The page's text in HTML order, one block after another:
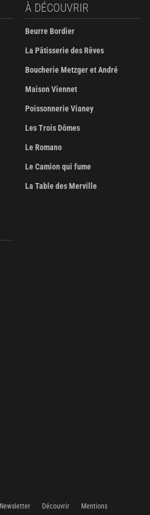
À DÉCOUVRIR
Beurre Bordier
La Pâtisserie des Rêves
Boucherie Metzger et André
Maison Viennet
Poissonnerie Vianey
Les Trois Dômes
Le Romano
Le Camion qui fume
La Table des Merville
Newsletter Découvrir Mentions